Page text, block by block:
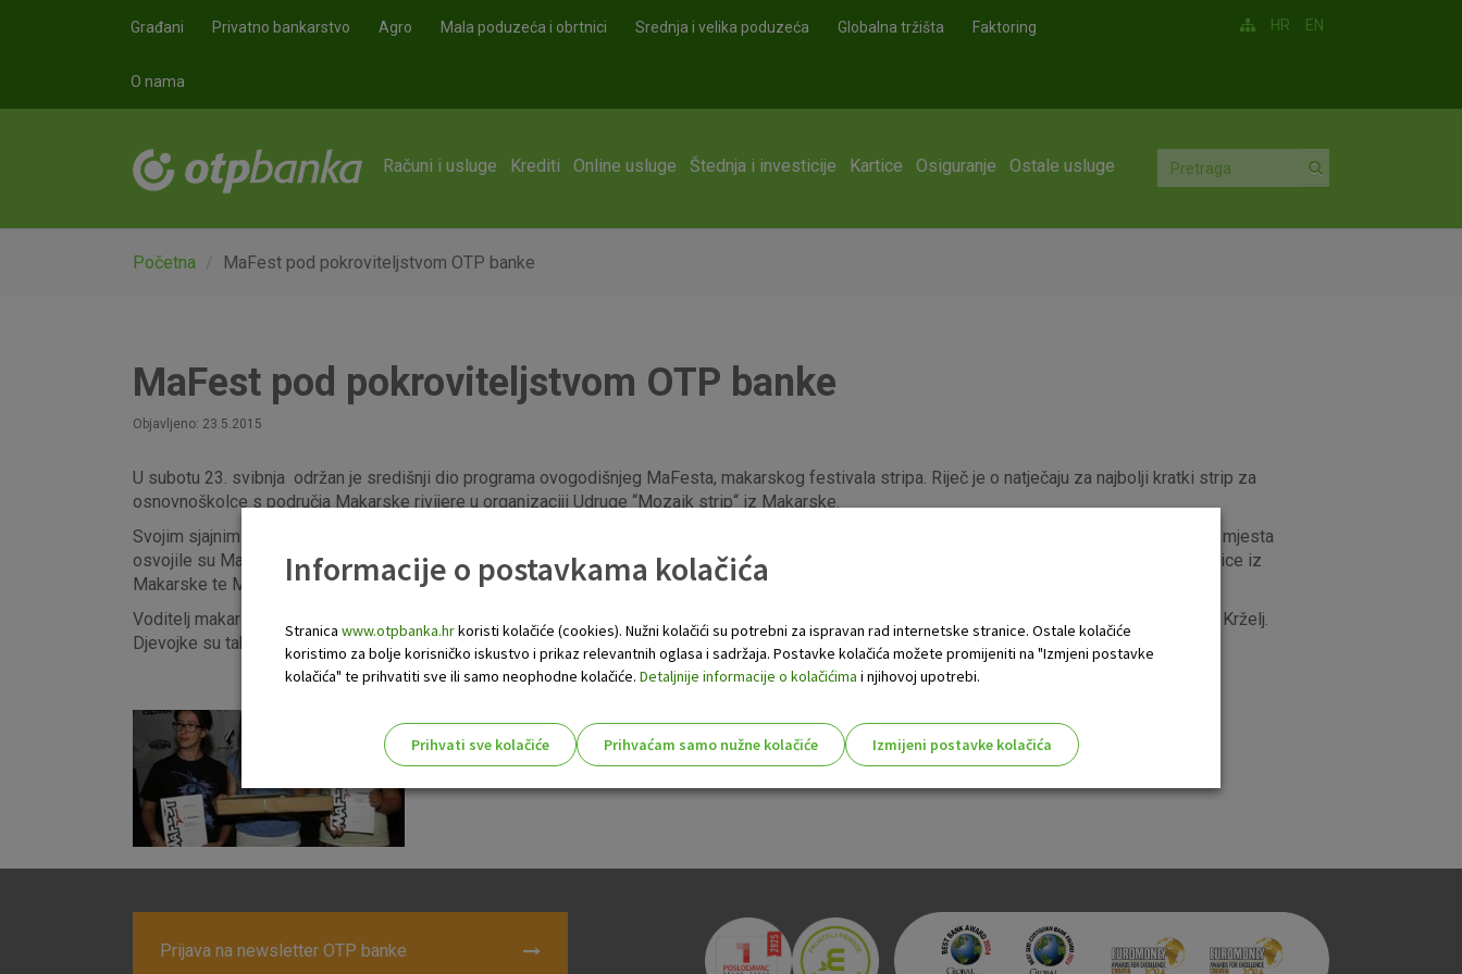
Građani Privatno bankarstvo Agro Mala poduzeća i obrtnici Srednja i velika poduzeća Globalna tržišta Faktoring
O nama
HR EN
Računi i usluge Krediti Online usluge Štednja i investicije Kartice Osiguranje Ostale usluge
Početna MaFest pod pokroviteljstvom OTP banke
MaFest pod pokroviteljstvom OTP banke
Objavljeno: 23.5.2015
U subotu 23. svibnja održan je središnji dio programa ovogodišnjeg MaFesta, makarskog festivala stripa. Riječ je o natječaju za najbolji kratki strip za
osnovnoškolce s područja Makarske rivijere u organizaciji Udruge “Mozaik strip“ iz Makarske.
Svojim sjajnim radovima na ovogodišnjemu natječaju čija je tema bila “Makarska 2115.” te koji je održan pod pokroviteljstvom OTP banke, prva tri mjesta
osvojile su Martina Krželj, učenica osmog razreda OŠ don Mihovila Pavlinovića iz Podgore, još jedna osmašica, Mia Nemčić iz OŠ oca Petra Perice iz
Makarske te Mira Daria Staničić, učenica šestog razreda OŠ Bariše Granića Meštra iz Baške Vode.
Voditelj makarske poslovnice OTP banke Marko Šućur je u ime OTP banke predao prvu nagradu prijenosno računalo pobjednici natječaja Martini Krželj.
Djevojke su također osvojile i trideset tvrdokoričnih stripova izdavačke kuće Libellus.
Prijava na newsletter OTP banke
Informacije o postavkama kolačića
Stranica www.otpbanka.hrkoristi kolačiće (cookies). Nužni kolačići su potrebni za ispravan rad internetske stranice. Ostale kolačiće
koristimo za bolje korisničko iskustvo i prikaz relevantnih oglasa i sadržaja. Postavke kolačića možete promijeniti na "Izmjeni postavke
kolačića" te prihvatiti sve ili samo neophodne kolačiće. Detaljnije informacije o kolačićima i njihovoj upotrebi.
Prihvati sve kolačiće Prihvaćam samo nužne kolačiće
Izmijeni postavke kolačića
Ovi kolačići nužni su za funkcioniranje internetske stranice i ne mogu se
isključiti u našim sustavima. Uobičajeno se postavljaju kao odgovor na vaše